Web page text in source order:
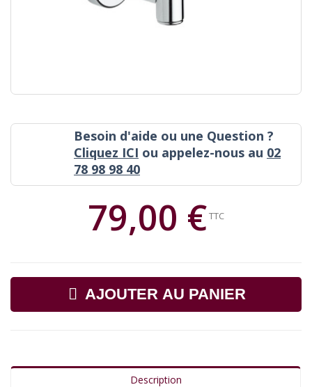
Besoin d'aide ou une Question ?
Cliquez ICI ou appelez-nous au 02
78 98 98 40
79,00 €TTC
AJOUTER AU PANIER
Description